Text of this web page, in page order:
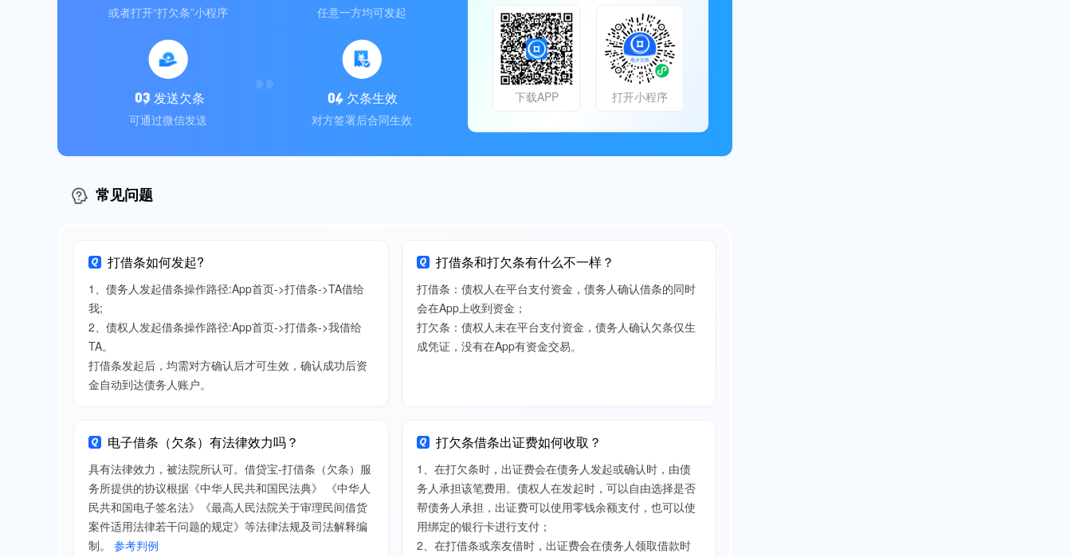
或者打开“打欠条”小程序 任意一方均可发起
发送欠条
可通过微信发送
欠条生效
对方签署后合同生效
下载APP 打开小程序
常见问题
打借条如何发起?
1、债务人发起借条操作路径:App首页->打借条->TA借给
我;
2、债权人发起借条操作路径:App首页->打借条->我借给
TA。
打借条发起后，均需对方确认后才可生效，确认成功后资
金自动到达债务人账户。
打借条和打欠条有什么不一样？
打借条：债权人在平台支付资金，债务人确认借条的同时
会在App上收到资金；
打欠条：债权人未在平台支付资金，债务人确认欠条仅生
成凭证，没有在App有资金交易。
电子借条（欠条）有法律效力吗？
具有法律效力，被法院所认可。借贷宝-打借条（欠条）服
务所提供的协议根据《中华人民共和国民法典》 《中华人
民共和国电子签名法》《最高人民法院关于审理民间借货
案件适用法律若干问题的规定》等法律法规及司法解释编
制。 参考判例
打欠条借条出证费如何收取？
1、在打欠条时，出证费会在债务人发起或确认时，由债
务人承担该笔费用。债权人在发起时，可以自由选择是否
帮债务人承担，出证费可以使用零钱余额支付，也可以使
用绑定的银行卡进行支付；
2、在打借条或亲友借时，出证费会在债务人领取借款时